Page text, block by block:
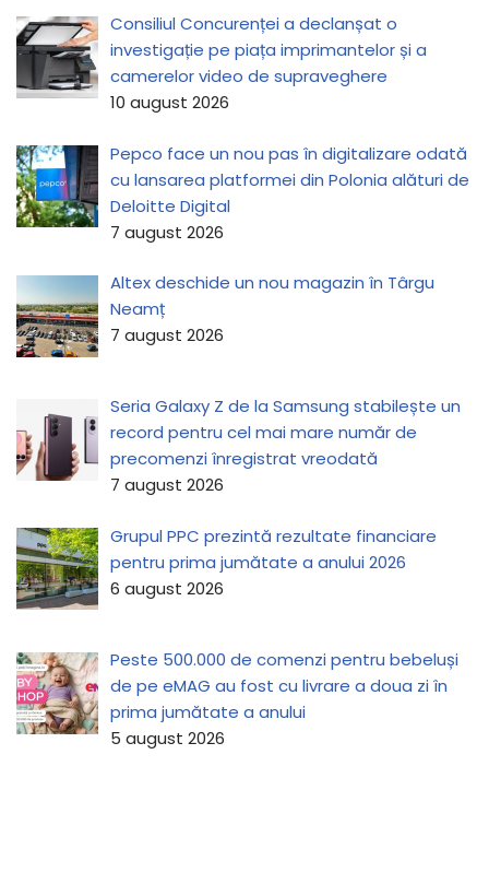
Consiliul Concurenței a declanșat o
investigație pe piața imprimantelor și a
camerelor video de supraveghere
10 august 2026
Pepco face un nou pas în digitalizare odată
cu lansarea platformei din Polonia alături de
Deloitte Digital
7 august 2026
Altex deschide un nou magazin în Târgu
Neamț
7 august 2026
Seria Galaxy Z de la Samsung stabilește un
record pentru cel mai mare număr de
precomenzi înregistrat vreodată
7 august 2026
Grupul PPC prezintă rezultate financiare
pentru prima jumătate a anului 2026
6 august 2026
Peste 500.000 de comenzi pentru bebeluși
de pe eMAG au fost cu livrare a doua zi în
prima jumătate a anului
5 august 2026